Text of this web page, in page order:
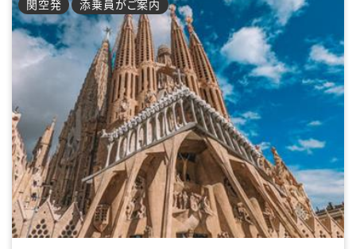
関空発 添乗員がご案内